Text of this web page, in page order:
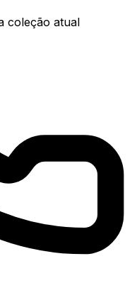
coleção atual